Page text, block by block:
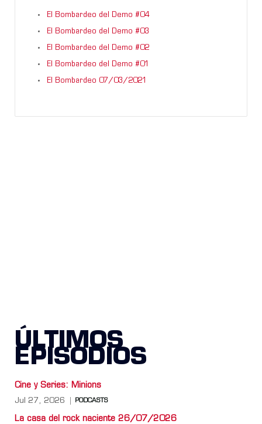
El Bombardeo del Demo #04
El Bombardeo del Demo #03
El Bombardeo del Demo #02
El Bombardeo del Demo #01
El Bombardeo 07/03/2021
ÚLTIMOS
EPISODIOS
Cine y Series: Minions
Jul 27, 2026 PODCASTS
La casa del rock naciente 26/07/2026